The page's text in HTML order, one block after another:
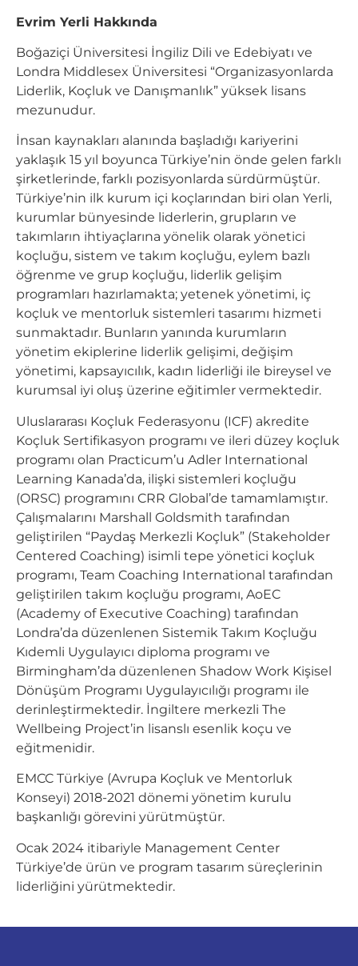
Evrim Yerli Hakkında
Boğaziçi Üniversitesi İngiliz Dili ve Edebiyatı ve
Londra Middlesex Üniversitesi “Organizasyonlarda
Liderlik, Koçluk ve Danışmanlık” yüksek lisans
mezunudur.
İnsan kaynakları alanında başladığı kariyerini
yaklaşık 15 yıl boyunca Türkiye’nin önde gelen farklı
şirketlerinde, farklı pozisyonlarda sürdürmüştür.
Türkiye’nin ilk kurum içi koçlarından biri olan Yerli,
kurumlar bünyesinde liderlerin, grupların ve
takımların ihtiyaçlarına yönelik olarak yönetici
koçluğu, sistem ve takım koçluğu, eylem bazlı
öğrenme ve grup koçluğu, liderlik gelişim
programları hazırlamakta; yetenek yönetimi, iç
koçluk ve mentorluk sistemleri tasarımı hizmeti
sunmaktadır. Bunların yanında kurumların
yönetim ekiplerine liderlik gelişimi, değişim
yönetimi, kapsayıcılık, kadın liderliği ile bireysel ve
kurumsal iyi oluş üzerine eğitimler vermektedir.
Uluslararası Koçluk Federasyonu (ICF) akredite
Koçluk Sertifikasyon programı ve ileri düzey koçluk
programı olan Practicum’u Adler International
Learning Kanada’da, ilişki sistemleri koçluğu
(ORSC) programını CRR Global’de tamamlamıştır.
Çalışmalarını Marshall Goldsmith tarafından
geliştirilen “Paydaş Merkezli Koçluk” (Stakeholder
Centered Coaching) isimli tepe yönetici koçluk
programı, Team Coaching International tarafından
geliştirilen takım koçluğu programı, AoEC
(Academy of Executive Coaching) tarafından
Londra’da düzenlenen Sistemik Takım Koçluğu
Kıdemli Uygulayıcı diploma programı ve
Birmingham’da düzenlenen Shadow Work Kişisel
Dönüşüm Programı Uygulayıcılığı programı ile
derinleştirmektedir. İngiltere merkezli The
Wellbeing Project’in lisanslı esenlik koçu ve
eğitmenidir.
EMCC Türkiye (Avrupa Koçluk ve Mentorluk
Konseyi) 2018-2021 dönemi yönetim kurulu
başkanlığı görevini yürütmüştür.
Ocak 2024 itibariyle Management Center
Türkiye’de ürün ve program tasarım süreçlerinin
liderliğini yürütmektedir.